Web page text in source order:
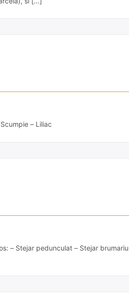
– Liliac
– Stejar pedunculat – Stejar brumariu